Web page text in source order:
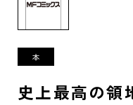
史上最高の